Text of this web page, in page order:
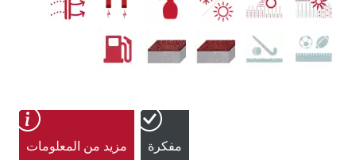
مفكرة مزيد من المعلومات